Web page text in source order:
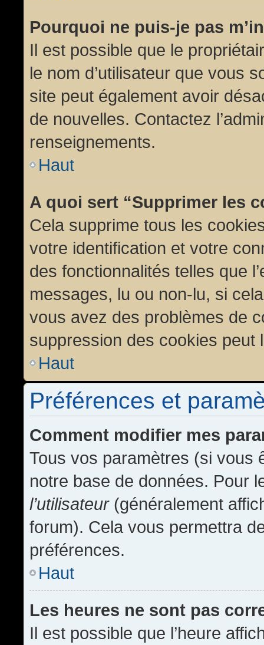
Pourquoi ne puis-je pas
Il est possible que le
le nom d’utilisateur que vous
site peut également avoir
de nouvelles. Contactez
renseignements.
Haut
A quoi sert “Supprimer les
Cela supprime tous les
votre identification et votre
des fonctionnalités telles que
messages, lu ou non-lu, si
vous avez des problèmes de
suppression des cookies peut
Haut
Préférences et
Comment modifier mes
Tous vos paramètres (si vous
notre base de données. Pour
l’utilisateur(généralement
forum). Cela vous permettra
préférences.
Haut
Les heures ne sont pas
Il est possible que l’heure